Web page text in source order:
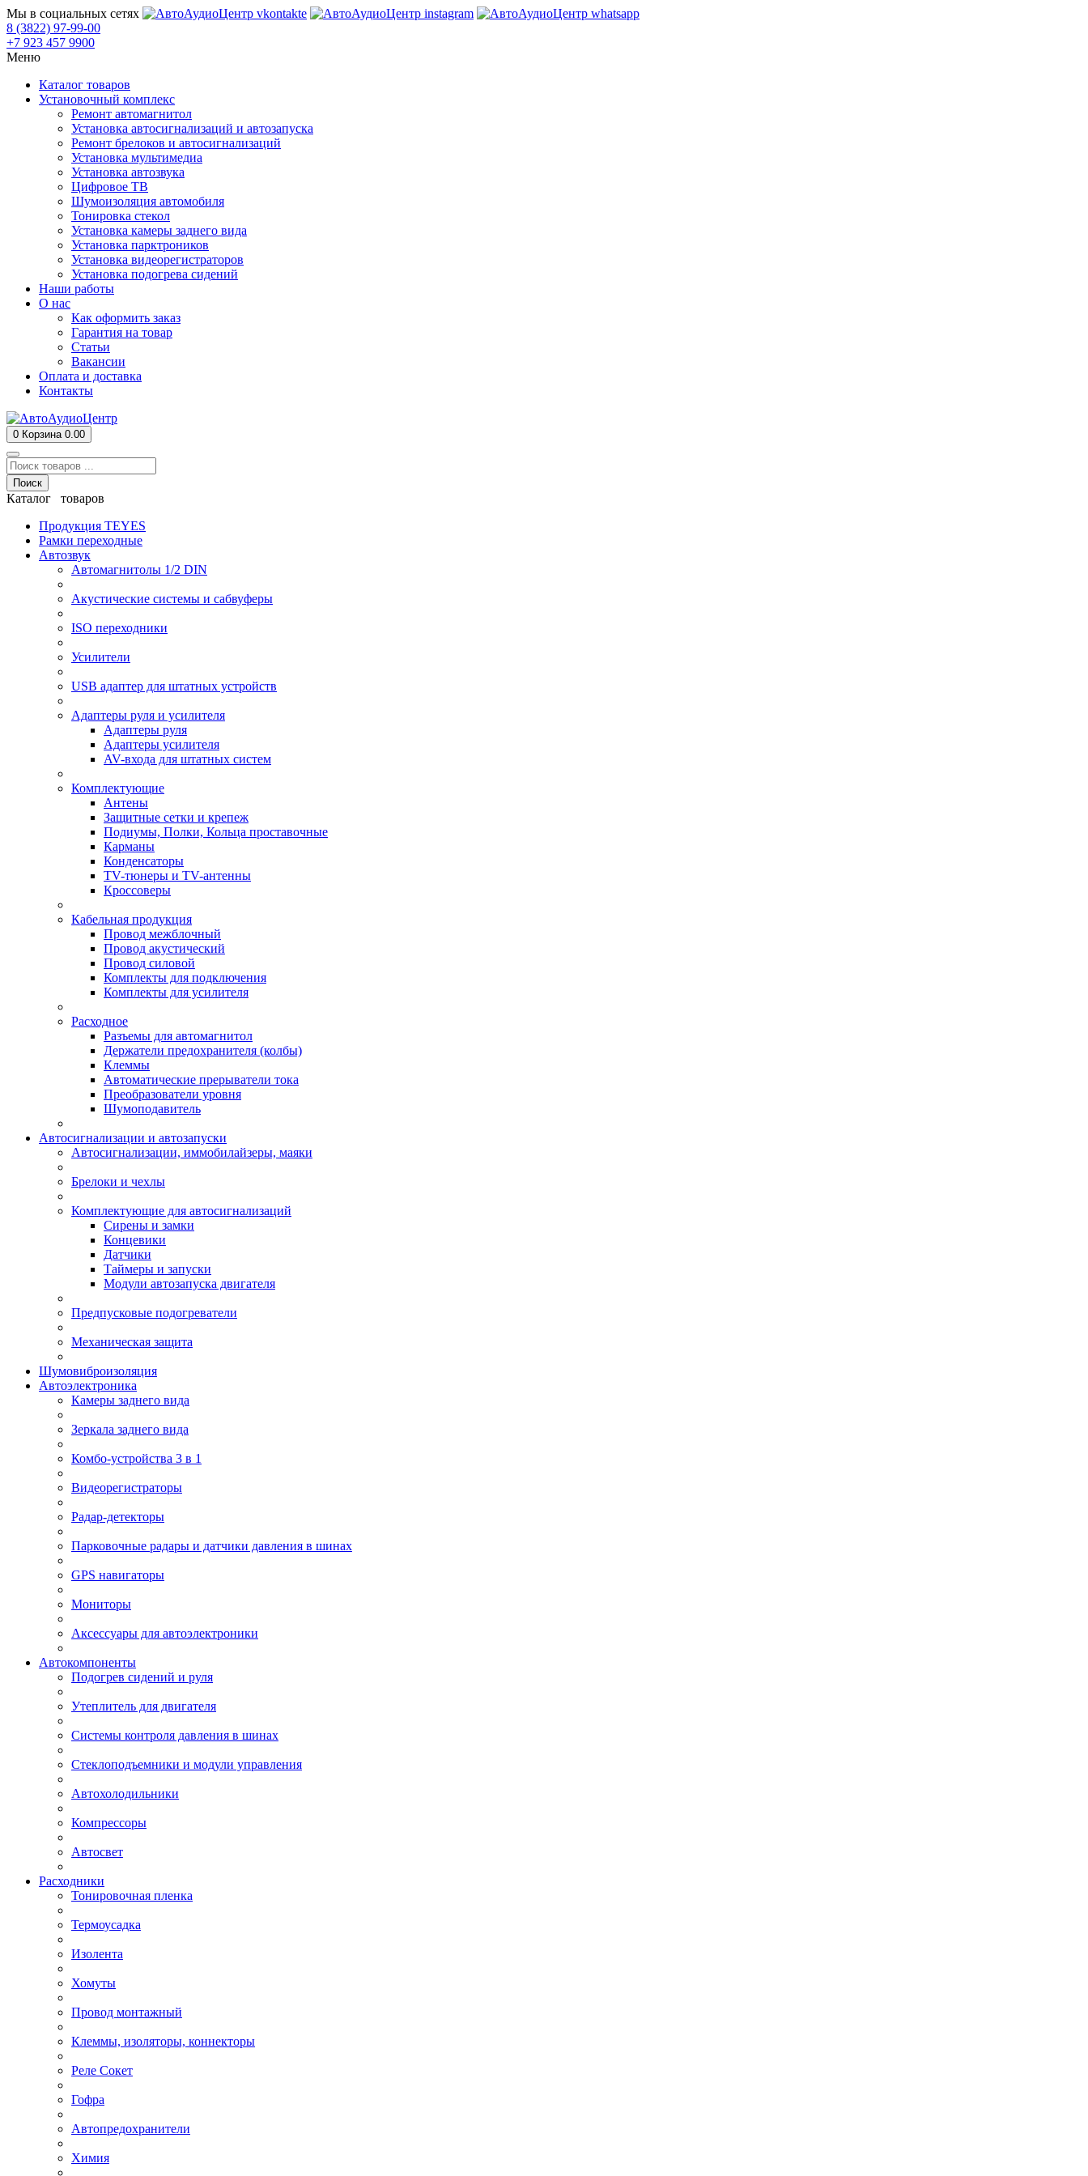
Мы в социальных сетях
8 (3822) 97-99-00
+7 923 457 9900
Меню
Каталог товаров
Установочный комплекс
Ремонт автомагнитол
Установка автосигнализаций и автозапуска
Ремонт брелоков и автосигнализаций
Установка мультимедиа
Установка автозвука
Цифровое ТВ
Шумоизоляция автомобиля
Тонировка стекол
Установка камеры заднего вида
Установка парктроников
Установка видеорегистраторов
Установка подогрева сидений
Наши работы
О нас
Как оформить заказ
Гарантия на товар
Статьи
Вакансии
Оплата и доставка
Контакты
0 Корзина 0.00
Поиск
Каталог товаров
Продукция TEYES
Рамки переходные
Автозвук
Автомагнитолы 1/2 DIN
Акустические системы и сабвуферы
ISO переходники
Усилители
USB адаптер для штатных устройств
Адаптеры руля и усилителя
Адаптеры руля
Адаптеры усилителя
AV-входа для штатных систем
Комплектующие
Антены
Защитные сетки и крепеж
Подиумы, Полки, Кольца проставочные
Карманы
Конденсаторы
TV-тюнеры и TV-антенны
Кроссоверы
Кабельная продукция
Провод межблочный
Провод акустический
Провод силовой
Комплекты для подключения
Комплекты для усилителя
Расходное
Разъемы для автомагнитол
Держатели предохранителя (колбы)
Клеммы
Автоматические прерыватели тока
Преобразователи уровня
Шумоподавитель
Автосигнализации и автозапуски
Автосигнализации, иммобилайзеры, маяки
Брелоки и чехлы
Комплектующие для автосигнализаций
Сирены и замки
Концевики
Датчики
Таймеры и запуски
Модули автозапуска двигателя
Предпусковые подогреватели
Механическая защита
Шумовиброизоляция
Автоэлектроника
Камеры заднего вида
Зеркала заднего вида
Комбо-устройства 3 в 1
Видеорегистраторы
Радар-детекторы
Парковочные радары и датчики давления в шинах
GPS навигаторы
Мониторы
Аксессуары для автоэлектроники
Автокомпоненты
Подогрев сидений и руля
Утеплитель для двигателя
Системы контроля давления в шинах
Стеклоподъемники и модули управления
Автохолодильники
Компрессоры
Автосвет
Расходники
Тонировочная пленка
Термоусадка
Изолента
Хомуты
Провод монтажный
Клеммы, изоляторы, коннекторы
Реле Сокет
Гофра
Автопредохранители
Химия